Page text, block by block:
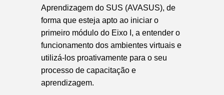
Aprendizagem do SUS (AVASUS), de
forma que esteja apto ao iniciar o
primeiro módulo do Eixo I, a entender o
funcionamento dos ambientes virtuais e
utilizá-los proativamente para o seu
processo de capacitação e
aprendizagem.